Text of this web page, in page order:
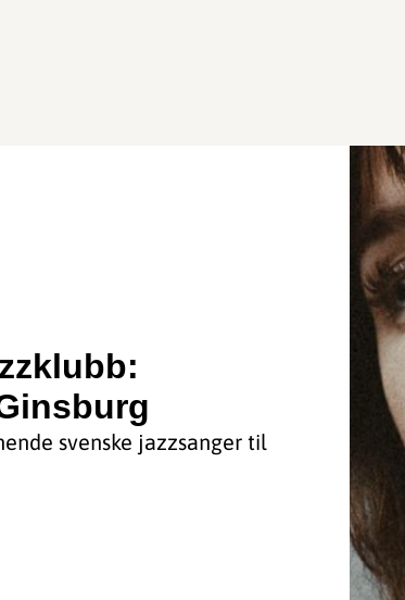
svenske jazzsanger til